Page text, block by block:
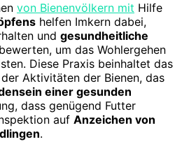
von Bienenvölkern mit Hilfe
helfen Imkern dabei,
und gesundheitliche
um das Wohlergehen
Diese Praxis beinhaltet das
Aktivitäten der Bienen, das
einer gesunden
dass genügend Futter
auf Anzeichen von
.